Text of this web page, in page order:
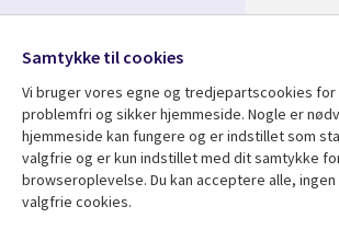
Videoer
Se mere
Library
Artikler
Support
Media
DENMARK
Samtykke til cookies
Vi bruger vores egne og tredjepartscookies for
problemfri og sikker hjemmeside. Nogle er
hjemmeside kan fungere og er indstillet som
valgfrie og er kun indstillet med dit samtykke
browseroplevelse. Du kan acceptere alle,
valgfrie cookies.